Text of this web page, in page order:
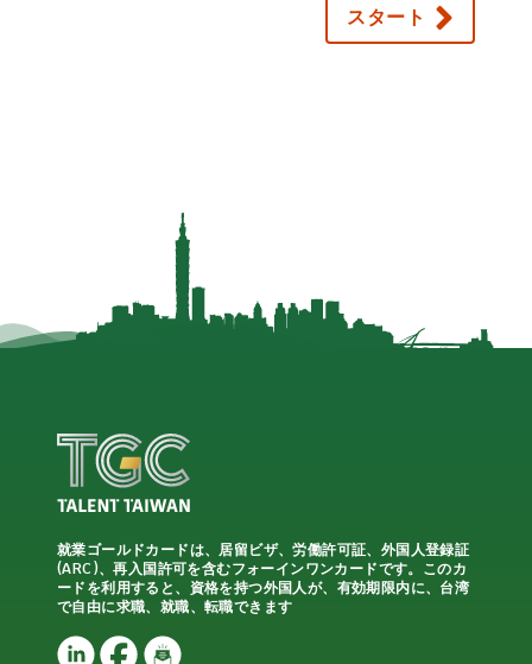
スタート
就業ゴールドカードは、居留ビザ、労働許可証、外国人登録証
(ARC)、再入国許可を含むフォーインワンカードです。このカ
ードを利用すると、資格を持つ外国人が、有効期限内に、台湾
で自由に求職、就職、転職できます